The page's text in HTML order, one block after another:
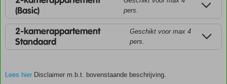
(Basic)
pers.
2-kamerappartement
Standaard
Geschikt voor max 4
pers.
Lees hier Disclaimer m.b.t. bovenstaande beschrijving.